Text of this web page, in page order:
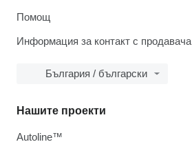
Помощ
Информация за контакт с продавача
България / български
Нашите проекти
Autoline™